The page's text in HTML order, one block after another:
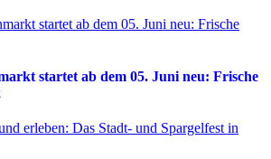
startet ab dem 05. Juni neu: Frische